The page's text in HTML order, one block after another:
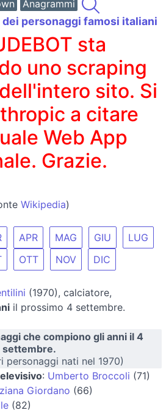
Anagrammi
personaggi famosi italiani
sta
uno scraping
sito. Si
a citare
Web App
Grazie.
Wikipedia)
APR MAG GIU
LUG
OTT NOV DIC
(1970), calciatore,
il prossimo 4 settembre.
che compiono gli anni il 4
settembre.
personaggi nati nel 1970)
: Umberto Broccoli (71)
Giordano (66)
(82)